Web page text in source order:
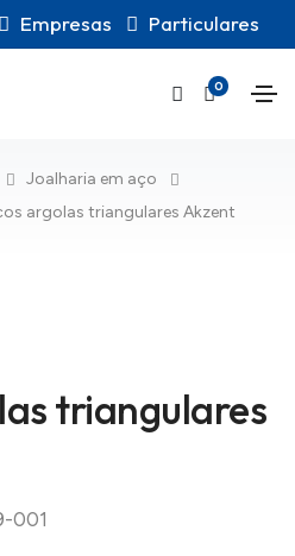
Empresas Particulares
0
Joalharia em aço
argolas triangulares Akzent
triangulares
001